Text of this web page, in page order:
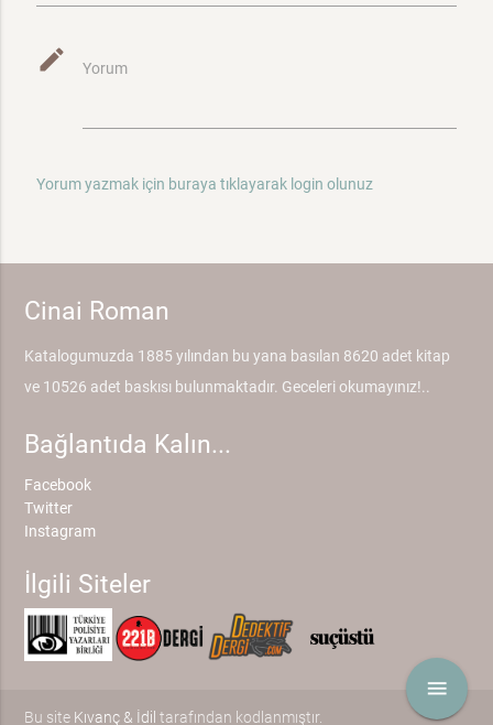
menu
mode_edit Yorum
Yorum yazmak için buraya tıklayarak login olunuz
Cinai Roman
Katalogumuzda 1885 yılından bu yana basılan 8620 adet kitap
ve 10526 adet baskısı bulunmaktadır. Geceleri okumayınız!..
Bağlantıda Kalın...
Facebook
Twitter
Instagram
İlgili Siteler
Bu site Kıvanç & İdil tarafından kodlanmıştır.